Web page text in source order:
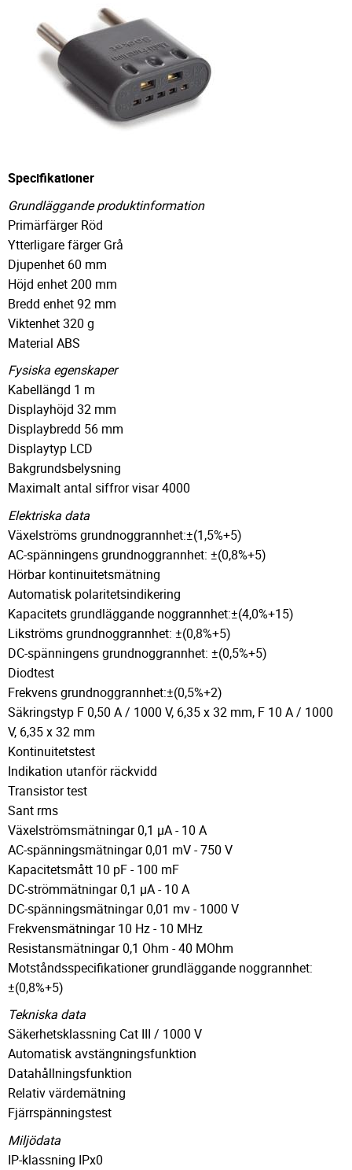
Specifikationer
Grundläggande produktinformation
Primärfärger Röd
Ytterligare färger Grå
Djupenhet 60 mm
Höjd enhet 200 mm
Bredd enhet 92 mm
Viktenhet 320 g
Material ABS
Fysiska egenskaper
Kabellängd 1 m
Displayhöjd 32 mm
Displaybredd 56 mm
Displaytyp LCD
Bakgrundsbelysning
Maximalt antal siffror visar 4000
Elektriska data
Växelströms grundnoggrannhet:±(1,5%+5)
AC-spänningens grundnoggrannhet: ±(0,8%+5)
Hörbar kontinuitetsmätning
Automatisk polaritetsindikering
Kapacitets grundläggande noggrannhet:±(4,0%+15)
Likströms grundnoggrannhet: ±(0,8%+5)
DC-spänningens grundnoggrannhet: ±(0,5%+5)
Diodtest
Frekvens grundnoggrannhet:±(0,5%+2)
Säkringstyp F 0,50 A / 1000 V, 6,35 x 32 mm, F 10 A / 1000
V, 6,35 x 32 mm
Kontinuitetstest
Indikation utanför räckvidd
Transistor test
Sant rms
Växelströmsmätningar 0,1 µA - 10 A
AC-spänningsmätningar 0,01 mV - 750 V
Kapacitetsmått 10 pF - 100 mF
DC-strömmätningar 0,1 µA - 10 A
DC-spänningsmätningar 0,01 mv - 1000 V
Frekvensmätningar 10 Hz - 10 MHz
Resistansmätningar 0,1 Ohm - 40 MOhm
Motståndsspecifikationer grundläggande noggrannhet:
±(0,8%+5)
Tekniska data
Säkerhetsklassning Cat III / 1000 V
Automatisk avstängningsfunktion
Datahållningsfunktion
Relativ värdemätning
Fjärrspänningstest
Miljödata
IP-klassning IPx0